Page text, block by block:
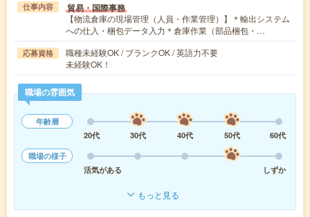
仕事内容 貿易・国際事務
【物流倉庫の現場管理（人員・作業管理）】＊輸出システム
への仕入・梱包データ入力＊倉庫作業（部品梱包・…
応募資格
職種未経験OK / ブランクOK / 英語力不要
未経験OK！
職場の雰囲気
年齢層
20代
30代 40代 50代
60代
職場の様子
活気がある
しずか
もっと見る